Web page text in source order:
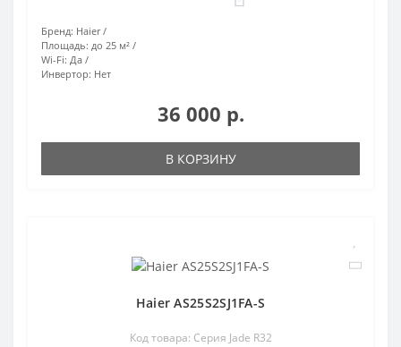
Бренд: Haier
Площадь: до 25 м²
Wi-Fi: Да
Инвертор: Нет
36 000 р.
В КОРЗИНУ
Haier AS25S2SJ1FA-S
Код товара: Серия Jade R32